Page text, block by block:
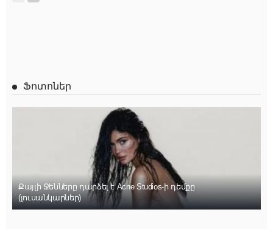
Ֆոտոներ
Քայլի Ջենները դարձել է Acne Studios-ի դեմքը
(լուսանկարներ)